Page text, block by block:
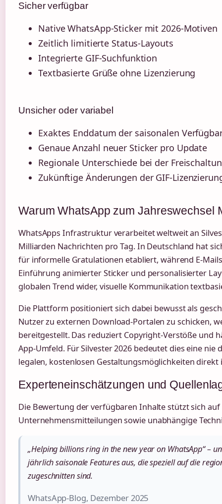
Sicher verfügbar
Native WhatsApp-Sticker mit 2026-Motiven
Zeitlich limitierte Status-Layouts
Integrierte GIF-Suchfunktion
Textbasierte Grüße ohne Lizenzierung
Unsicher oder variabel
Exaktes Enddatum der saisonalen
Genaue Anzahl neuer Sticker pro Update
Regionale Unterschiede bei der
Zukünftige Änderungen der GIF-
Warum WhatsApp zum Jahreswechsel
WhatsApps Infrastruktur verarbeitet weltweit an
Milliarden Nachrichten pro Tag. In Deutschland hat
für informelle Gratulationen etabliert, während E-
Einführung animierter Sticker und personalisierter
globalen Trend wider, visuelle Kommunikation
Die Plattform positioniert sich dabei bewusst als
Nutzer zu externen Download-Portalen zu schicken,
bereitgestellt. Das reduziert Copyright-Verstöße und
App-Umfeld. Für Silvester 2026 bedeutet dies eine nie
legalen, kostenlosen Gestaltungsmöglichkeiten direkt
Experteneinschätzungen und
Die Bewertung der verfügbaren Inhalte stützt sich
Unternehmensmitteilungen sowie unabhängige
„Helping billions ring in the new year on WhatsApp“ –
jährlich saisonale Features aus, die speziell auf die
zugeschnitten sind.
WhatsApp-Blog, Dezember 2025